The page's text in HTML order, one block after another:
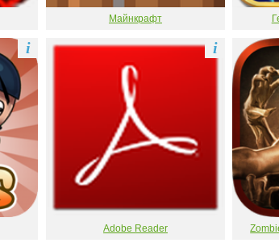
Майнкрафт
i
Adobe Reader
i